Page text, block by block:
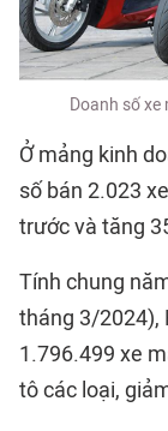
Doanh số
Ở mảng kinh
số bán 2.023
trước và tăng
Tính chung
tháng 3/2024),
1.796.499 xe
tô các loại,